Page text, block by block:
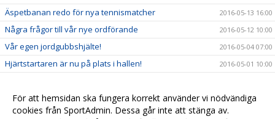
Äspetbanan redo för nya tennismatcher 2016-05-13 16:00
Några frågor till vår nye ordförande 2016-05-12 10:00
Vår egen jordgubbshjälte! 2016-05-04 07:00
Hjärtstartaren är nu på plats i hallen! 2016-05-01 10:00
Trumpeter och fanfarer - tack från Håkan! 2016-04-15 08:12
Vilka är de bästa svenskarna på College i USA? 2016-04-13 15:56
För att hemsidan ska fungera korrekt använder vi nödvändiga
cookies från SportAdmin. Dessa går inte att stänga av.